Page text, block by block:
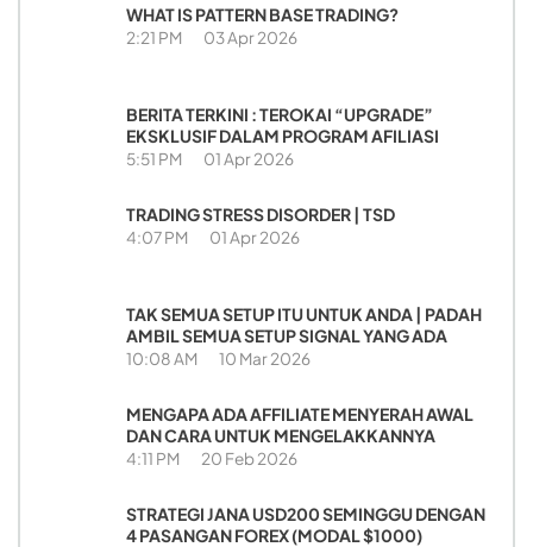
WHAT IS PATTERN BASE TRADING?
2:21 PM 03 Apr 2026
BERITA TERKINI : TEROKAI “UPGRADE”
EKSKLUSIF DALAM PROGRAM AFILIASI
5:51 PM 01 Apr 2026
TRADING STRESS DISORDER | TSD
4:07 PM 01 Apr 2026
TAK SEMUA SETUP ITU UNTUK ANDA | PADAH
AMBIL SEMUA SETUP SIGNAL YANG ADA
10:08 AM 10 Mar 2026
MENGAPA ADA AFFILIATE MENYERAH AWAL
DAN CARA UNTUK MENGELAKKANNYA
4:11 PM 20 Feb 2026
STRATEGI JANA USD200 SEMINGGU DENGAN
4 PASANGAN FOREX (MODAL $1000)